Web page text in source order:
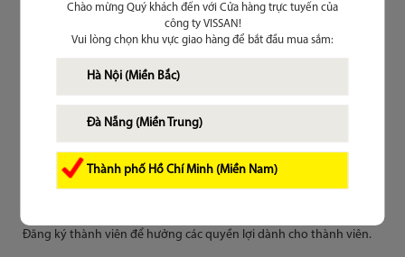
Chào mừng Quý khách đến với Cửa hàng trực tuyến của
công ty VISSAN!
Vui lòng chọn khu vực giao hàng để bắt đầu mua sắm:
Hà Nội (Miền Bắc)
Đà Nẵng (Miền Trung)
Thành phố Hồ Chí Minh (Miền Nam)
Nhớ mật khẩu trên thiết bị này (?)
Chưa là thành viên
Đăng ký thành viên để hưởng các quyền lợi dành cho thành viên.